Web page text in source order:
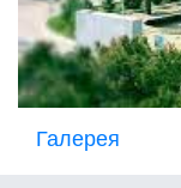
Галерея